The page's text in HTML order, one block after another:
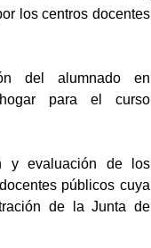
los centros docentes
del alumnado en
hogar para el curso
y evaluación de los
públicos cuya
de la Junta de